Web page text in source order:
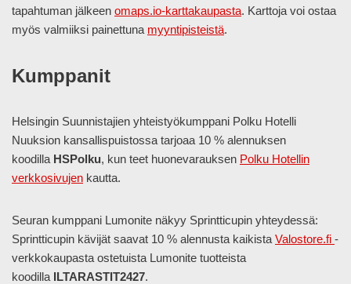
tapahtuman jälkeen omaps.io-karttakaupasta. Karttoja voi ostaa
myös valmiiksi painettuna myyntipisteistä.
Kumppanit
Helsingin Suunnistajien yhteistyökumppani Polku Hotelli
Nuuksion kansallispuistossa tarjoaa 10 % alennuksen
koodilla HSPolku, kun teet huonevarauksen Polku Hotellin
verkkosivujen kautta.
Seuran kumppani Lumonite näkyy Sprintticupin yhteydessä:
Sprintticupin kävijät saavat 10 % alennusta kaikista Valostore.fi -
verkkokaupasta ostetuista Lumonite tuotteista
koodilla ILTARASTIT2427.